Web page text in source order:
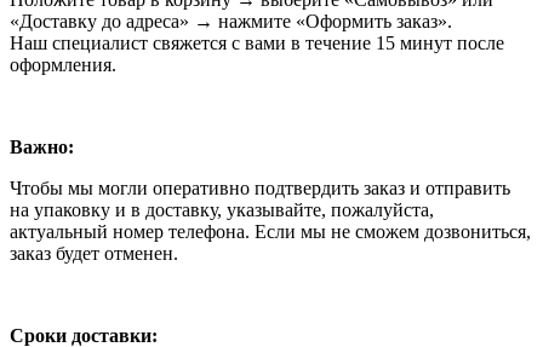
«Доставку до адреса» → нажмите «Оформить заказ».
Наш специалист свяжется с вами в течение 15 минут после
оформления.
Важно:
Чтобы мы могли оперативно подтвердить заказ и отправить
на упаковку и в доставку, указывайте, пожалуйста,
актуальный номер телефона. Если мы не сможем дозвониться,
заказ будет отменен.
Сроки доставки: